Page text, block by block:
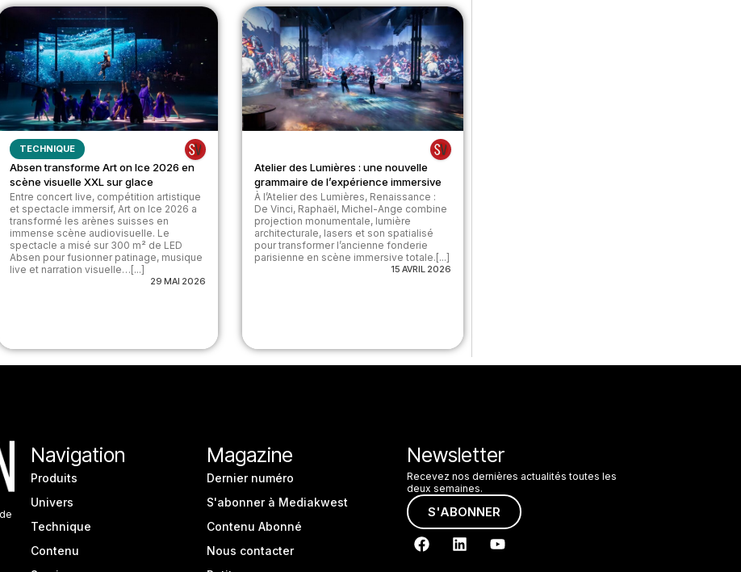
TECHNIQUE
Absen transforme Art on Ice 2026 en
scène visuelle XXL sur glace
Entre concert live, compétition artistique
et spectacle immersif, Art on Ice 2026 a
transformé les arènes suisses en
immense scène audiovisuelle. Le
spectacle a misé sur 300 m² de LED
Absen pour fusionner patinage, musique
live et narration visuelle…[...]
29 MAI 2026
Atelier des Lumières : une nouvelle
grammaire de l’expérience immersive
À l’Atelier des Lumières, Renaissance :
De Vinci, Raphaël, Michel-Ange combine
projection monumentale, lumière
architecturale, lasers et son spatialisé
pour transformer l’ancienne fonderie
parisienne en scène immersive totale.[...]
15 AVRIL 2026
Navigation
Produits
Univers
Technique
Contenu
Magazine
Dernier numéro
S'abonner à Mediakwest
Contenu Abonné
Nous contacter
Newsletter
Recevez nos dernières actualités toutes les
deux semaines.
S'ABONNER